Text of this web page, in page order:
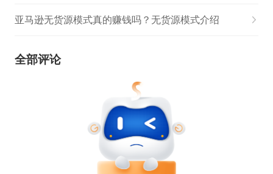
亚马逊无货源模式真的赚钱吗？无货源模式介绍
全部评论